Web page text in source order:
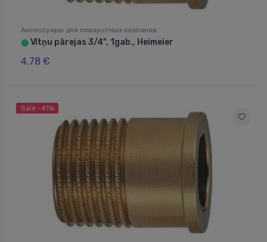
Аксессуары для поворотных клапанов
⬤ Vītņu pārejas 3/4", 1gab., Heimeier
4.78 €
Sale -41%